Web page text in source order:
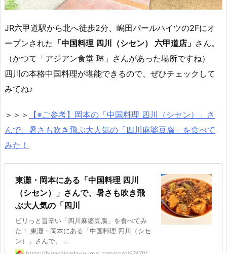
JR六甲道駅から北へ徒歩2分、嶋田パールハイツの2Fにオ
ープンされた 「中国料理 四川（シセン） 六甲道店」 さん。
（かつて「アジアン食堂 琳」さんがあった場所ですね）
四川の本格中国料理が堪能できるので、ぜひチェックして
みてね♪
＞＞＞
【※ご参考】岡本の「中国料理 四川（シセン）」さ
んで、暑さも吹き飛ぶ大人気の「四川麻婆豆腐」を食べて
みた！
東灘・岡本にある「中国料理 四川
（シセン）」さんで、暑さも吹き飛
ぶ大人気の「四川
ビリっと旨辛い「四川麻婆豆腐」を食べてみ
た！ 東灘・岡本にある「中国料理 四川（シセ
ン）」さんで、 ...